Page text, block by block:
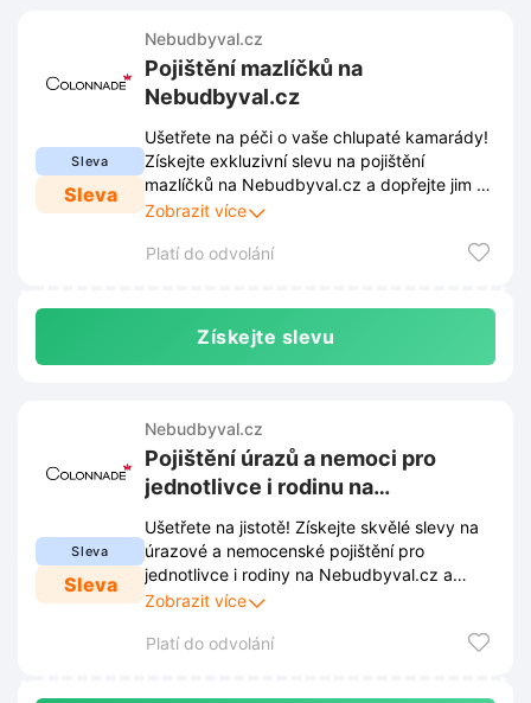
Sleva
Sleva
Nebudbyval.cz
Pojištění mazlíčků na
Nebudbyval.cz
Ušetřete na péči o vaše chlupaté kamarády!
Získejte exkluzivní slevu na pojištění
mazlíčků na Nebudbyval.cz a dopřejte jim tu
nejlepší zdravotní péči bez obav z vysokých
Zobrazit více
Platí do odvolání
Získejte slevu
Sleva
Sleva
Nebudbyval.cz
Pojištění úrazů a nemoci pro
jednotlivce i rodinu na
Nebudbyval.cz
Ušetřete na jistotě! Získejte skvělé slevy na
úrazové a nemocenské pojištění pro
jednotlivce i rodiny na Nebudbyval.cz a
buďte připraveni na nečekané. Zabezpečte
nabídky s nižšími cenami!
Zobrazit více
Platí do odvolání